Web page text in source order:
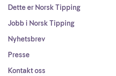
Dette er Norsk Tipping
Jobb i Norsk Tipping
Nyhetsbrev
Presse
Kontakt oss